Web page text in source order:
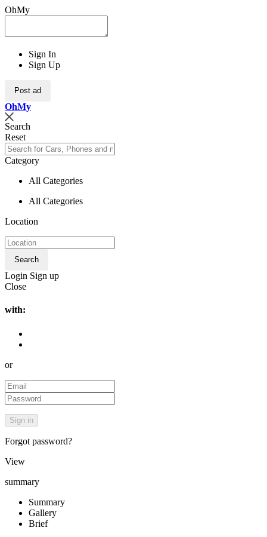
OhMy
Sign In
Sign Up
Post ad
OhMy
Search
Reset
Category
All Categories
All Categories
Location
Search
Login Sign up
Close
with:
or
Forgot password?
View
summary
Summary
Gallery
Brief